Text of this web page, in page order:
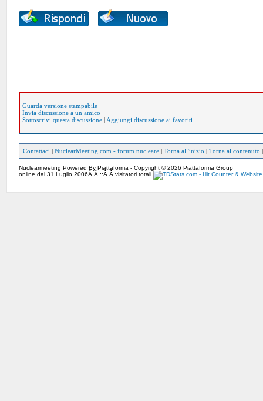
Guarda versione stampabile
Invia discussione a un amico
Sottoscrivi questa discussione | Aggiungi discussione ai favoriti
Contattaci |NuclearMeeting.com - forum nucleare |Torna all'inizio |Torna al contenuto
Nuclearmeeting Powered By Piattaforma - Copyright © 2026 Piattaforma Group
online dal 31 Luglio 2006Â Â ::Â Â visitatori totali